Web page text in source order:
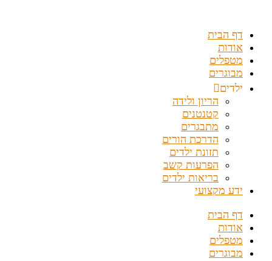
דף הבית
אודות
מטפלים
מבוגרים
ילדים
הריון ולידה
קטנטנים
מתבגרים
הדרכת הורים
תזונת ילדים
הפרעות קשב
בריאות ילדים
ידע מקצועי
דף הבית
אודות
מטפלים
מבוגרים